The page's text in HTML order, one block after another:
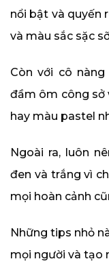
nổi bật và quyến
và màu sắc sặc
Còn với cô
đầm ôm công sở
hay màu pastel
Ngoài ra, luôn
đen và trắng vì
mọi hoàn cảnh
Những tips nhỏ
mọi người và tạo